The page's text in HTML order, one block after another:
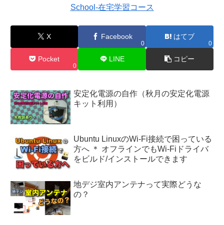
School-在宅学習コース
X Facebook
0
はてブ
0
Pocket
0
LINE コピー
安定化電源の自作（秋月の安定化電源
キット利用）
Ubuntu LinuxのWi-Fi接続で困っている
方へ ＊ オフラインでもWi-Fiドライバ
をビルド/インストールできます
地デジ室内アンテナって実際どうな
の？